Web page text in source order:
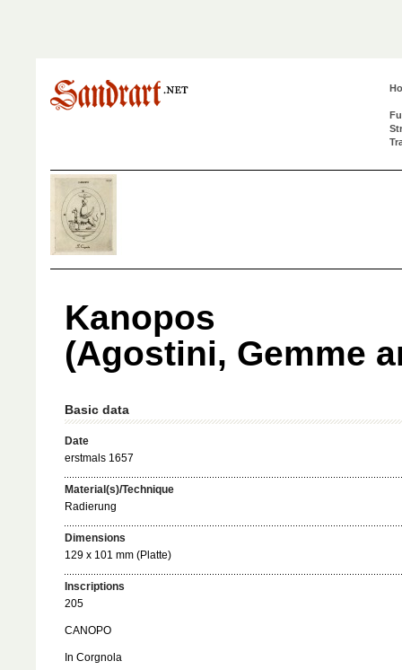
Kanopos
(Agostini, Gemme
Basic data
Date
erstmals 1657
Material(s)/Technique
Radierung
Dimensions
129 x 101 mm (Platte)
Inscriptions
205
CANOPO
In Corgnola